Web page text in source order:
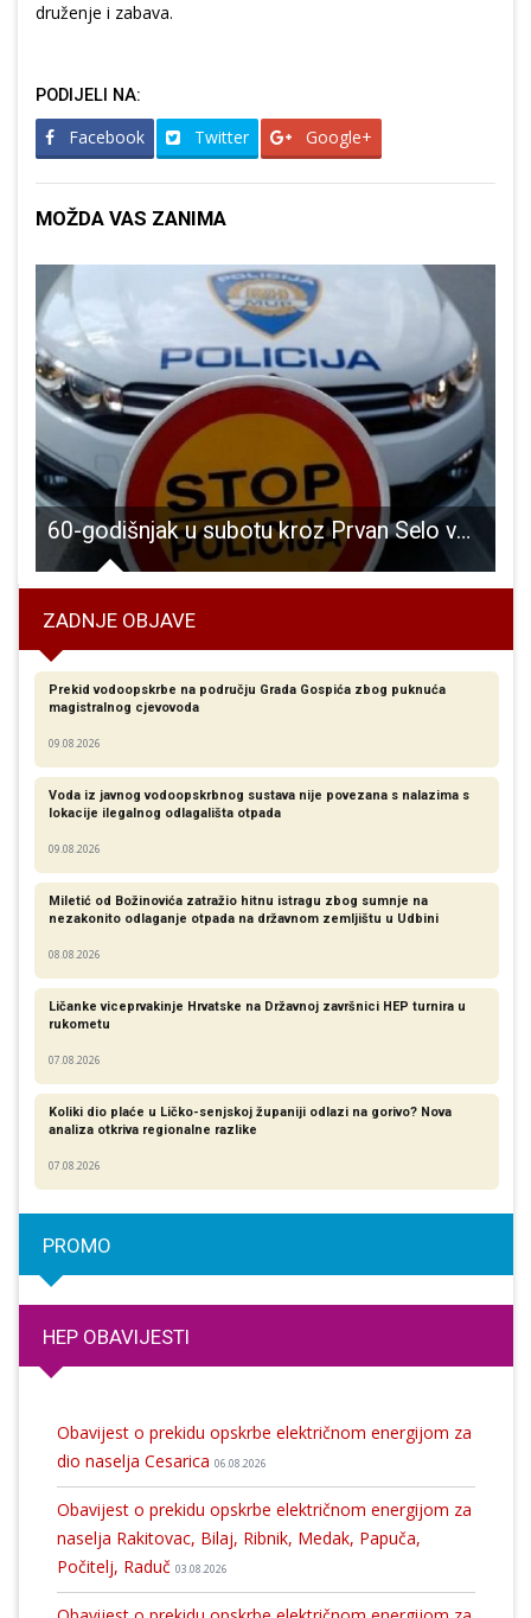
druženje i zabava.
PODIJELI NA:
Facebook Twitter Google+
MOŽDA VAS ZANIMA
60-godišnjak u subotu kroz Prvan Selo vozio 2,20 g/kg alkohola u krvi
ZADNJE OBJAVE
Prekid vodoopskrbe na području Grada Gospića zbog puknuća
magistralnog cjevovoda
09.08.2026
Voda iz javnog vodoopskrbnog sustava nije povezana s nalazima s
lokacije ilegalnog odlagališta otpada
09.08.2026
Miletić od Božinovića zatražio hitnu istragu zbog sumnje na
nezakonito odlaganje otpada na državnom zemljištu u Udbini
08.08.2026
Ličanke viceprvakinje Hrvatske na Državnoj završnici HEP turnira u
rukometu
07.08.2026
Koliki dio plaće u Ličko-senjskoj županiji odlazi na gorivo? Nova
analiza otkriva regionalne razlike​
07.08.2026
PROMO
HEP OBAVIJESTI
Obavijest o prekidu opskrbe električnom energijom za
dio naselja Cesarica 06.08.2026
Obavijest o prekidu opskrbe električnom energijom za
naselja Rakitovac, Bilaj, Ribnik, Medak, Papuča,
Počitelj, Raduč 03.08.2026